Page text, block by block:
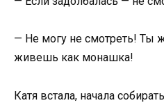
— Не могу не смотреть! Ты
живешь как монашка!
Катя встала, начала